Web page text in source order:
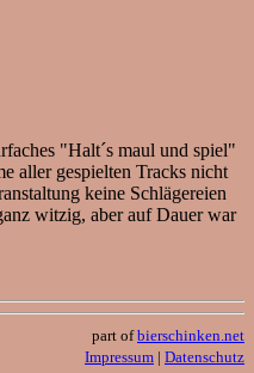
"Halt´s maul und spiel"
aller gespielten Tracks nicht
keine Schlägereien
witzig, aber auf Dauer war
part ofbierschinken.net
Impressum | Datenschutz